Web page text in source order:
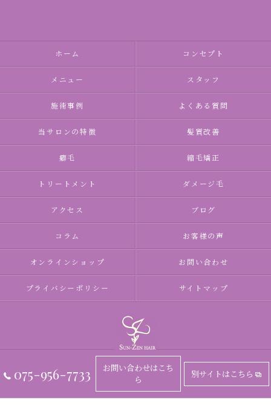
075-956-7733
お問い合わせはこち
ら
別サイトはこちら
ホーム コンセプト
メニュー スタッフ
施術事例 よくある質問
当サロンの特徴 髪質改善
癖毛 縮毛矯正
トリートメント ダメージ毛
アクセス ブログ
コラム お客様の声
オンラインショップ お問い合わせ
プライバシーポリシー サイトマップ
© 2026 京都府長岡京市の美容室ならSUN-ZEN HAIR ALL RIGHTS RESERVED.